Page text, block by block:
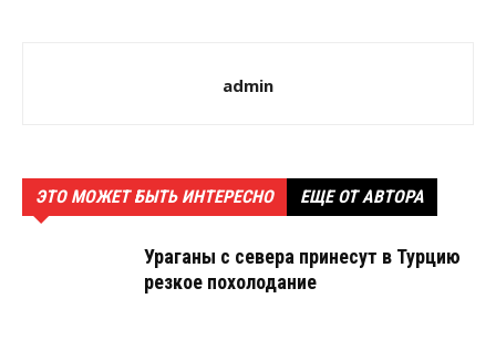
admin
ЭТО МОЖЕТ БЫТЬ ИНТЕРЕСНО ЕЩЕ ОТ АВТОРА
Ураганы с севера принесут в Турцию
резкое похолодание